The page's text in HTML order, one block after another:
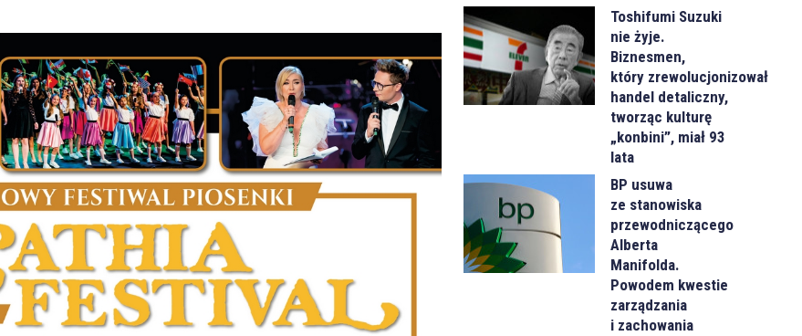
Toshifumi Suzuki
nie żyje.
Biznesmen,
który zrewolucjonizował
handel detaliczny,
tworząc kulturę
„konbini”, miał 93
lata
BP usuwa
ze stanowiska
przewodniczącego
Alberta
Manifolda.
Powodem kwestie
zarządzania
i zachowania